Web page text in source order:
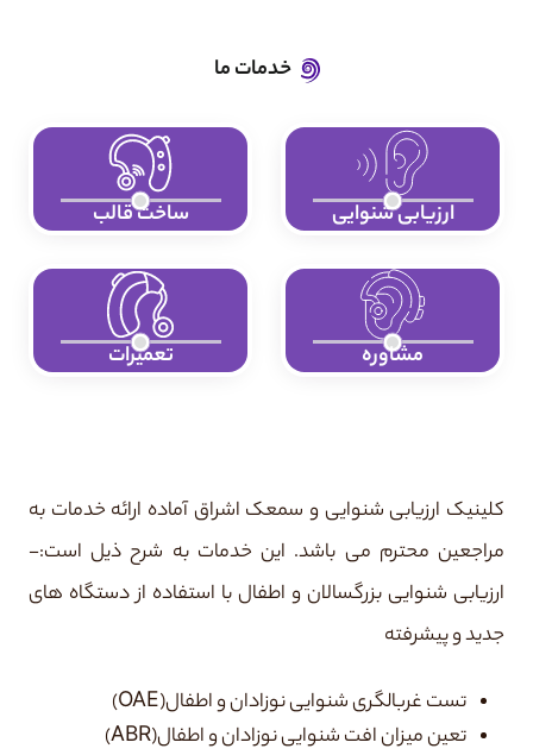
خدمات ما
ارزیابی شنوایی ساخت قالب
مشاوره تعمیرات
کلینیک ارزیابی شنوایی و سمعک اشراق آماده ارائه خدمات به
مراجعین محترم می باشد. این خدمات به شرح ذیل است:-
ارزیابی شنوایی بزرگسالان و اطفال با استفاده از دستگاه های
جدید و پیشرفته
تست غربالگری شنوایی نوزادان و اطفال(OAE)
تعین میزان افت شنوایی نوزادان و اطفال(ABR)